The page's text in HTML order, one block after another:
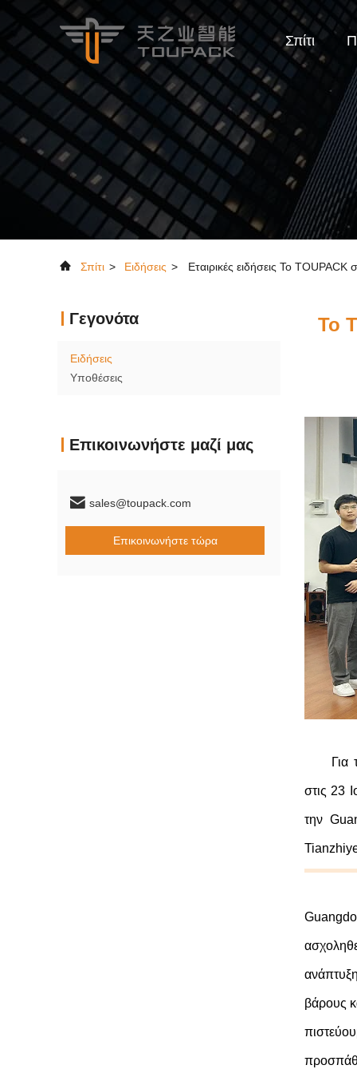
Σπίτι
Σπίτι > Ειδήσεις > Εταιρικές ειδήσεις Το
Γεγονότα
Ειδήσεις
Υποθέσεις
Επικοινωνήστε μαζί μας
sales@toupack.com
Επικοινωνήστε τώρα
Το
Για
στις 23
την
βάρους